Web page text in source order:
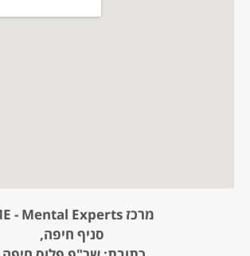
מרכז ME - Mental Experts,
סניף חיפה,